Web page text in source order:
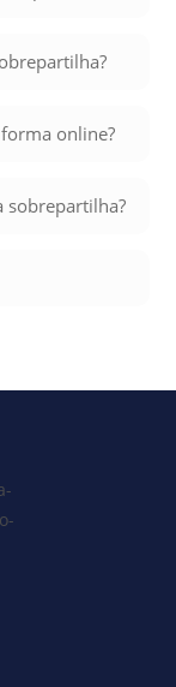
online?
sobrepartilha?